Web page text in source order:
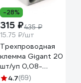
09-126
-28%
315 ₽435 ₽
15.75 ₽/шт
Трехпроводная
клемма Gigant 20
шт/уп 0,08-
2,5(4)мм² GCT-
4.7(69)